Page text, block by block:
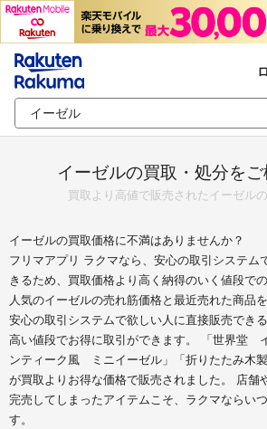
イーゼルの買取・処分を
買取より高値で販売されたイーゼル
イーゼルの買取価格に不満はありませんか？
フリマアプリ ラクマなら、安心の取引システム
きるため、買取価格より高く納得のいく値段で
人気のイーゼルの売れ筋価格と最近売れた商品
安心の取引システムで欲しい人に直接販売でき
高い値段でお得に取引ができます。 「世界堂
ンティーク風 ミニイーゼル」「折りたたみ木
が買取よりお得な価格で販売されました。 店舗
完売してしまったアイテムこそ、ラクマならい
す。